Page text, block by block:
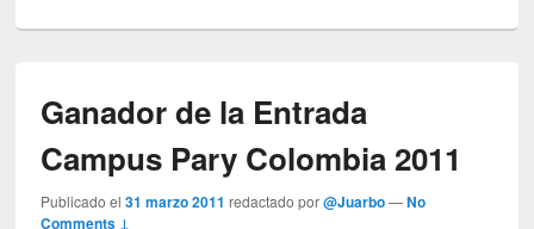
Ganador de la Entrada
Campus Pary Colombia 2011
Publicado el31 marzo 2011 redactado por@Juarbo —No
Comments ↓